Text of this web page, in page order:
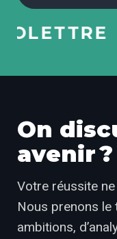
On
avenir ?
Votre réussite
Nous prenons
ambitions,